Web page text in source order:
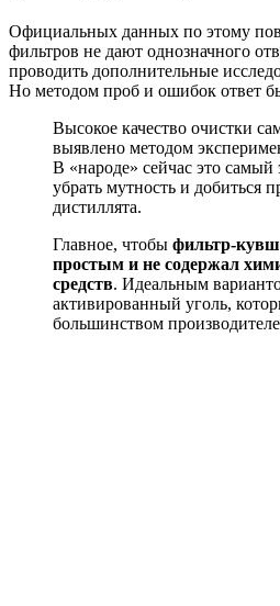
Официальных данных по этому
фильтров не дают однозначного
проводить дополнительные
Но методом проб и ошибок ответ
Высокое качество очистки
выявлено методом
В «народе» сейчас это
убрать мутность и добиться
дистиллята.
Главное, чтобы фильтр-
простым и не содержал
средств. Идеальным
активированный уголь,
большинством